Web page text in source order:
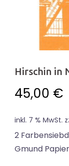
Hirschin in
45,00 €
inkl. 7 % MwSt.
2
Gmund